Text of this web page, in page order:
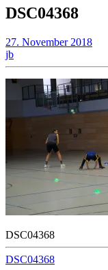
DSC04368
27. November 2018
jb
DSC04368
Beitragsnavigation
DSC04368